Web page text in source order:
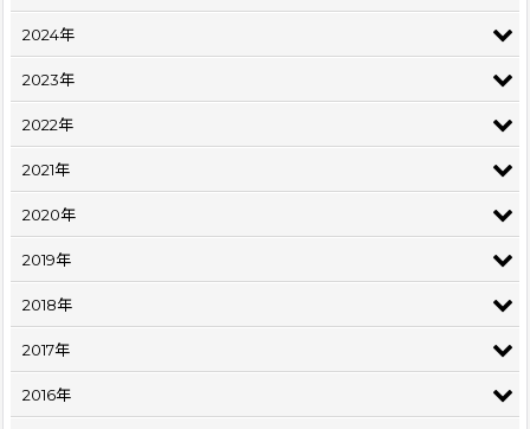
2024年
2023年
2022年
2021年
2020年
2019年
2018年
2017年
2016年